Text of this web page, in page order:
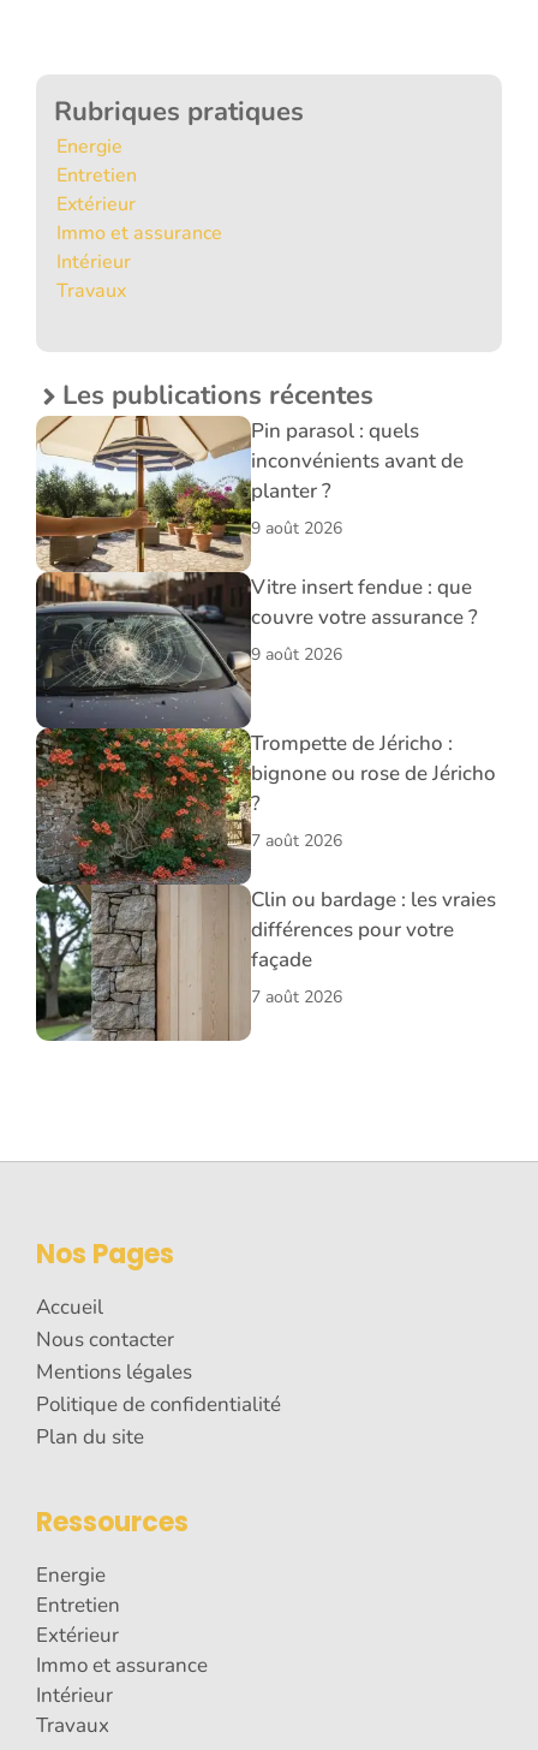
Rubriques pratiques
Energie
Entretien
Extérieur
Immo et assurance
Intérieur
Travaux
Les publications récentes
Pin parasol : quels
inconvénients avant de
planter ?
9 août 2026
Vitre insert fendue : que
couvre votre assurance ?
9 août 2026
Trompette de Jéricho :
bignone ou rose de Jéricho
?
7 août 2026
Clin ou bardage : les vraies
différences pour votre
façade
7 août 2026
Nos Pages
Accueil
Nous contacter
Mentions légales
Politique de confidentialité
Plan du site
Ressources
Energie
Entretien
Extérieur
Immo et assurance
Intérieur
Travaux